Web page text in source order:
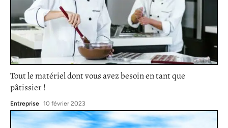
Tout le matériel dont vous avez besoin en tant que
pâtissier !
Entreprise 10 février 2023